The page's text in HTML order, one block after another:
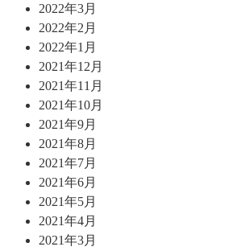
2022年3月
2022年2月
2022年1月
2021年12月
2021年11月
2021年10月
2021年9月
2021年8月
2021年7月
2021年6月
2021年5月
2021年4月
2021年3月